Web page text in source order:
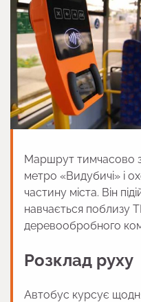
Маршрут тимчасово
метро «Видубичі» і
частину міста. Він
навчається поблизу
деревообробного
Розклад руху
Автобус курсує